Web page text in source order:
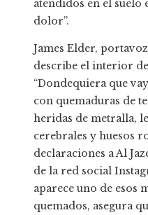
atendidos en el suelo
dolor”.
James Elder,
describe el interior
“Dondequiera que
con quemaduras de
heridas de metralla,
cerebrales y huesos
declaraciones a Al
de la red social
aparece uno de esos
quemados, asegura